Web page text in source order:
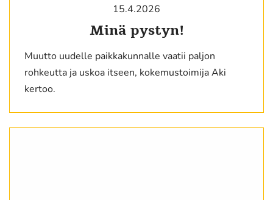
15.4.2026
Minä pystyn!
Muutto uudelle paikkakunnalle vaatii paljon
rohkeutta ja uskoa itseen, kokemustoimija Aki
kertoo.